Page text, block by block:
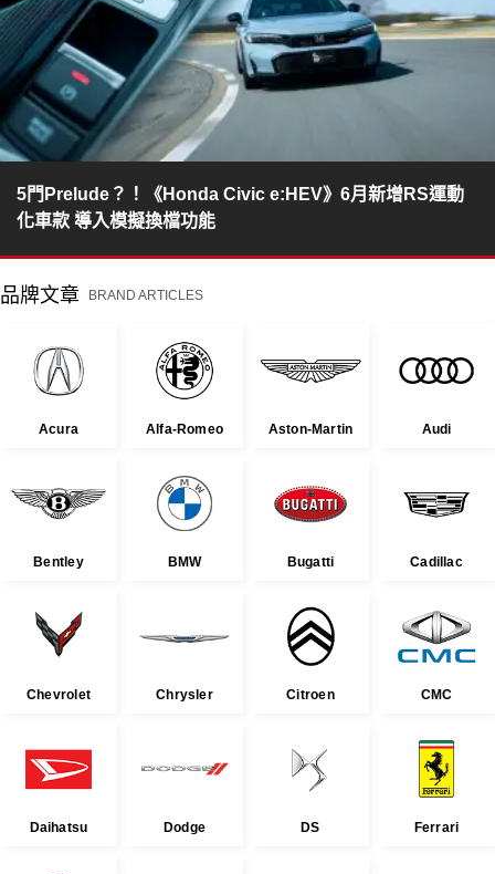
5門Prelude？！《Honda Civic e:HEV》6月新增RS運動
化車款 導入模擬換檔功能
品牌文章 BRAND ARTICLES
Acura Alfa-Romeo Aston-Martin Audi
Bentley BMW Bugatti Cadillac
Chevrolet Chrysler Citroen CMC
Daihatsu Dodge DS Ferrari